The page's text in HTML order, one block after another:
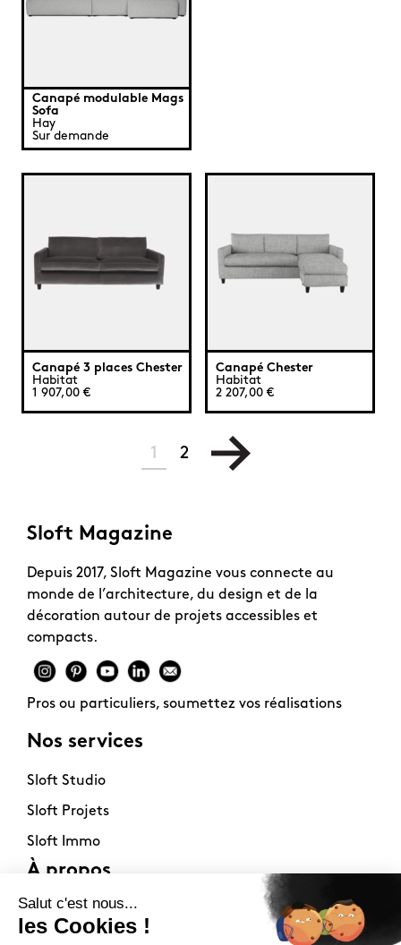
Canapé modulable Mags
Sofa
Hay
Sur demande
Canapé 3 places Chester
Habitat
1 907,00 €
Canapé Chester
Habitat
2 207,00 €
1 2
Sloft Magazine
Depuis 2017, Sloft Magazine vous connecte au
monde de l’architecture, du design et de la
décoration autour de projets accessibles et
compacts.
Pros ou particuliers, soumettez vos réalisations
Nos services
Sloft Studio
Sloft Projets
Sloft Immo
À propos
Contact